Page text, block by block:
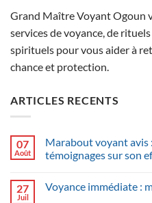
Grand Maître Voyant Ogoun
services de voyance, de
spirituels pour vous aider à
chance et protection.
ARTICLES RECENTS
07
Août
Marabout voyant avis
témoignages sur son
27
Juil
Voyance immédiate :